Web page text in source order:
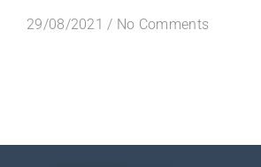
29/08/2021 / No Comments